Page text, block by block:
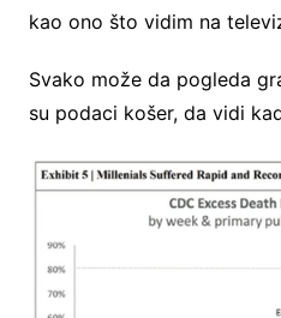
kao ono što vidim na
Svako može da pogleda
su podaci košer, da vidi